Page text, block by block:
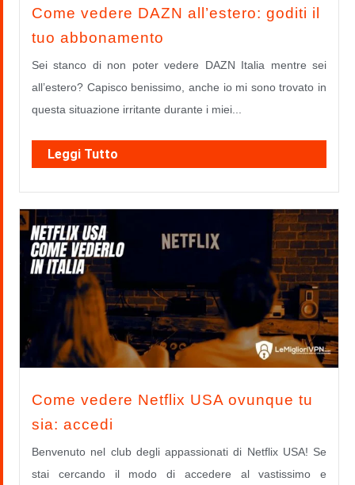
Come vedere DAZN all’estero: goditi il
tuo abbonamento
Sei stanco di non poter vedere DAZN Italia mentre sei
all’estero? Capisco benissimo, anche io mi sono trovato in
questa situazione irritante durante i miei...
Leggi Tutto
Come vedere Netflix USA ovunque tu
sia: accedi
Benvenuto nel club degli appassionati di Netflix USA! Se
stai cercando il modo di accedere al vastissimo e